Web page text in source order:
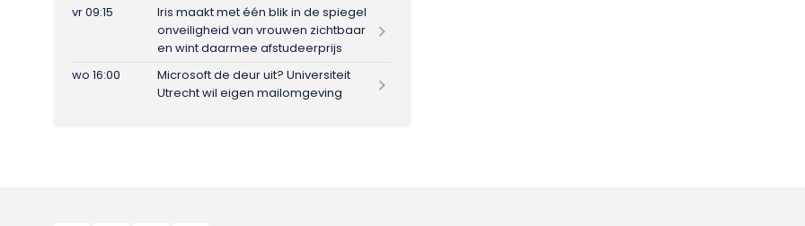
vr 09:15
Iris maakt met één blik in de spiegel
onveiligheid van vrouwen zichtbaar
en wint daarmee afstudeerprijs
wo 16:00
Microsoft de deur uit? Universiteit
Utrecht wil eigen mailomgeving